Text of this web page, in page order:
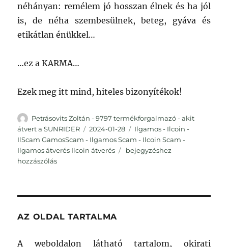
néhányan: remélem jó hosszan élnek és ha jól
is, de néha szembesülnek, beteg, gyáva és
etikátlan énükkel…
…ez a KARMA…
Ezek meg itt mind, hiteles bizonyítékok!
Szerző
Petrásovits Zoltán - 9797 termékforgalmazó - akit
átvert a SUNRIDER
Közzétéve
2024-01-28 Kategória
Ilgamos - Ilcoin -
IlScam GamosScam - Ilgamos Scam - Ilcoin Scam -
Ilgamos átverés Ilcoin átverés
Sunrider
bejegyzéshez
hozzászólás
AZ OLDAL TARTALMA
A weboldalon látható tartalom, okirati